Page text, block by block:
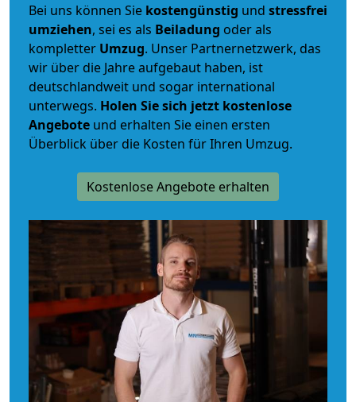
Bei uns können Sie kostengünstig und stressfrei
umziehen, sei es als Beiladung oder als
kompletter Umzug. Unser Partnernetzwerk, das
wir über die Jahre aufgebaut haben, ist
deutschlandweit und sogar international
unterwegs. Holen Sie sich jetzt kostenlose
Angebote und erhalten Sie einen ersten
Überblick über die Kosten für Ihren Umzug.
Kostenlose Angebote erhalten